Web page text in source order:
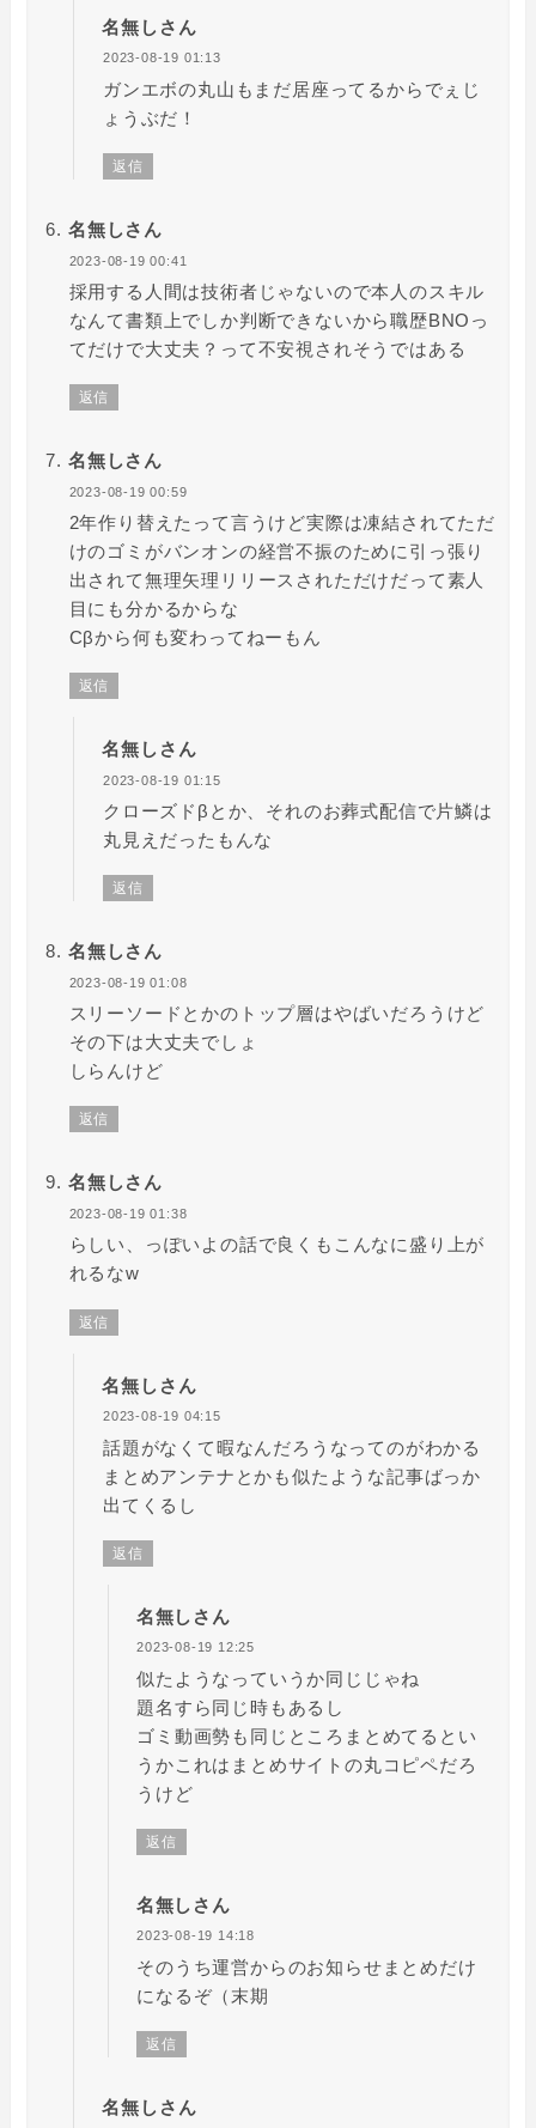
名無しさん
2023-08-19 01:13
ガンエボの丸山もまだ居座ってるからでぇじ
ょうぶだ！
返信
名無しさん
2023-08-19 00:41
採用する人間は技術者じゃないので本人のスキル
なんて書類上でしか判断できないから職歴BNOっ
てだけで大丈夫？って不安視されそうではある
返信
名無しさん
2023-08-19 00:59
2年作り替えたって言うけど実際は凍結されてただ
けのゴミがバンオンの経営不振のために引っ張り
出されて無理矢理リリースされただけだって素人
目にも分かるからな
Cβから何も変わってねーもん
返信
名無しさん
2023-08-19 01:15
クローズドβとか、それのお葬式配信で片鱗は
丸見えだったもんな
返信
名無しさん
2023-08-19 01:08
スリーソードとかのトップ層はやばいだろうけど
その下は大丈夫でしょ
しらんけど
返信
名無しさん
2023-08-19 01:38
らしい、っぽいよの話で良くもこんなに盛り上が
れるなw
返信
名無しさん
2023-08-19 04:15
話題がなくて暇なんだろうなってのがわかる
まとめアンテナとかも似たような記事ばっか
出てくるし
返信
名無しさん
2023-08-19 12:25
似たようなっていうか同じじゃね
題名すら同じ時もあるし
ゴミ動画勢も同じところまとめてるとい
うかこれはまとめサイトの丸コピペだろ
うけど
返信
名無しさん
2023-08-19 14:18
そのうち運営からのお知らせまとめだけ
になるぞ（末期
返信
名無しさん